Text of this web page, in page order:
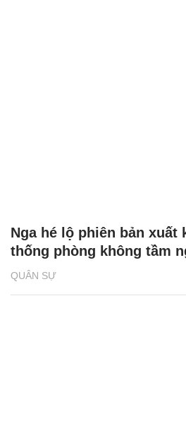
QUÂN SỰ
Nga hé lộ phiên bản xuất
thống phòng không tầm